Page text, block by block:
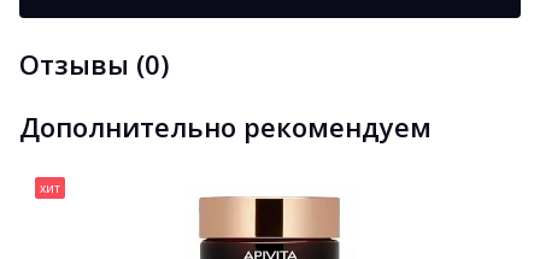
Отзывы (0)
Дополнительно рекомендуем
хит